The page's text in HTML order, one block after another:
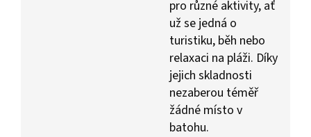
pro různé aktivity, ať
už se jedná o
turistiku, běh nebo
relaxaci na pláži. Díky
jejich skladnosti
nezaberou téměř
žádné místo v
batohu.